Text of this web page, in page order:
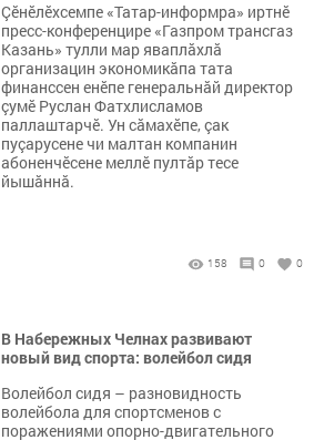
Çӗнӗлӗхсемпе «Татар-информра» иртнӗ
пресс-конференцире «Газпром трансгаз
Казань» тулли мар яваплăхлă
организацин экономикăпа тата
финанссен енӗпе генеральнăй директор
çумӗ Руслан Фатхлисламов
паллаштарчӗ. Ун сăмахӗпе, çак
пуçарусене чи малтан компанин
абоненчӗсене меллӗ пултăр тесе
йышăннă.
158 0 0
В Набережных Челнах развивают
новый вид спорта: волейбол сидя
Волейбол сидя – разновидность
волейбола для спортсменов с
поражениями опорно-двигательного